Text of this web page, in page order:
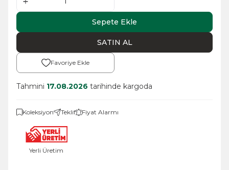
Sepete Ekle
SATIN AL
Favoriye Ekle
Tahmini 17.08.2026 tarihinde kargoda
Koleksiyon Teklif Fiyat Alarmı
Yerli Üretim